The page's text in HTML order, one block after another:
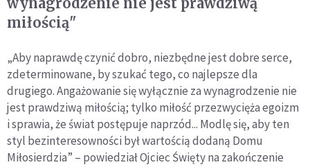
miłością"
„Aby naprawdę czynić dobro, niezbędne jest dobre serce,
zdeterminowane, by szukać tego, co najlepsze dla
drugiego. Angażowanie się wyłącznie za wynagrodzenie nie
jest prawdziwą miłością; tylko miłość przezwycięża egoizm
i sprawia, że świat postępuje naprzód... Modlę się, aby ten
styl bezinteresowności był wartością dodaną Domu
Miłosierdzia” – powiedział Ojciec Święty na zakończenie